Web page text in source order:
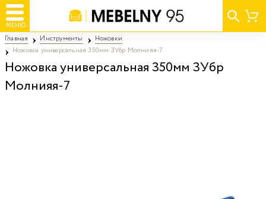
МЕНЮ
Главная Инструменты
Ножовки
Ножовка универсальная 350мм ЗУбр Молнияя-7
Ножовка универсальная 350мм ЗУбр
Молнияя-7